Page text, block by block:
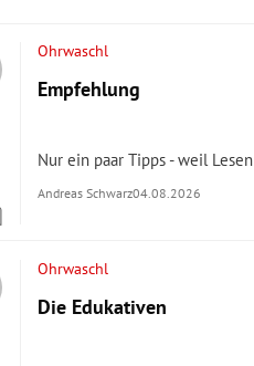
Ohrwaschl
Empfehlung
Nur ein paar Tipps - weil
Andreas Schwarz04.08.2026
Ohrwaschl
Die Edukativen